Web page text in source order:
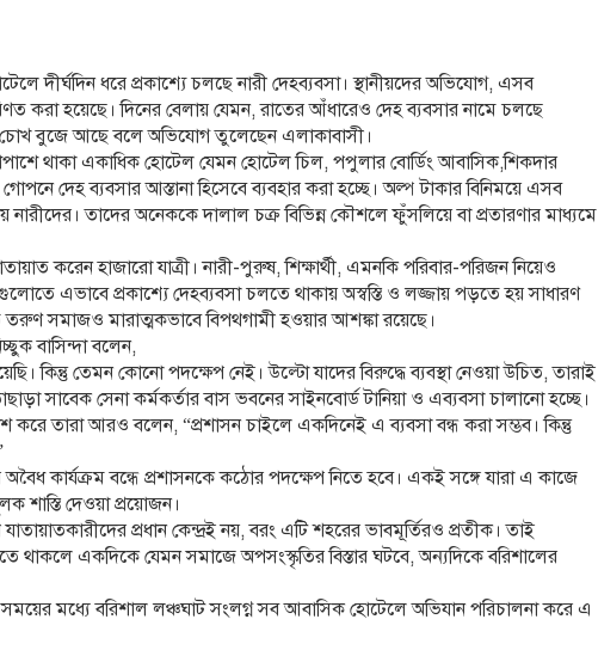
দীর্ঘদিন ধরে প্রকাশ্যে চলছে নারী দেহব্যবসা। স্থানীয়দের অভিযোগ, এসব
করা হয়েছে। দিনের বেলায় যেমন, রাতের আঁধারেও দেহ ব্যবসার নামে চলছে
চোখ বুজে আছে বলে অভিযোগ তুলেছেন এলাকাবাসী।
থাকা একাধিক হোটেল যেমন হোটেল চিল, পপুলার বোর্ডিং আবাসিক,শিকদার
দেহ ব্যবসার আস্তানা হিসেবে ব্যবহার করা হচ্ছে। অল্প টাকার বিনিময়ে এসব
তাদের অনেককে দালাল চক্র বিভিন্ন কৌশলে ফুঁসলিয়ে বা প্রতারণার মাধ্যমে
করেন হাজারো যাত্রী। নারী-পুরুষ, শিক্ষার্থী, এমনকি পরিবার-পরিজন নিয়েও
এভাবে প্রকাশ্যে দেহব্যবসা চলতে থাকায় অস্বস্তি ও লজ্জায় পড়তে হয় সাধারণ
সমাজও মারাত্মকভাবে বিপথগামী হওয়ার আশঙ্কা রয়েছে।
বাসিন্দা বলেন,
কিন্তু তেমন কোনো পদক্ষেপ নেই। উল্টো যাদের বিরুদ্ধে ব্যবস্থা নেওয়া উচিত, তারাই
সাবেক সেনা কর্মকর্তার বাস ভবনের সাইনবোর্ড টানিয়া ও এব্যবসা চালানো হচ্ছে।
করে তারা আরও বলেন, “প্রশাসন চাইলে একদিনেই এ ব্যবসা বন্ধ করা সম্ভব। কিন্তু
অবৈধ কার্যক্রম বন্ধে প্রশাসনকে কঠোর পদক্ষেপ নিতে হবে। একই সঙ্গে যারা এ কাজে
শাস্তি দেওয়া প্রয়োজন।
প্রধান কেন্দ্রই নয়, বরং এটি শহরের ভাবমূর্তিরও প্রতীক। তাই
একদিকে যেমন সমাজে অপসংস্কৃতির বিস্তার ঘটবে, অন্যদিকে বরিশালের
সময়ের মধ্যে বরিশাল লঞ্চঘাট সংলগ্ন সব আবাসিক হোটেলে অভিযান পরিচালনা করে এ